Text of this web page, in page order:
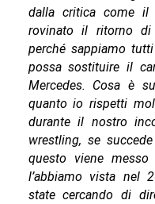
dalla critica come il
rovinato il ritorno di
perché sappiamo
possa sostituire il
Mercedes. Cosa è
quanto io rispetti
durante il nostro
wrestling, se
questo viene
l’abbiamo vista nel
state cercando di